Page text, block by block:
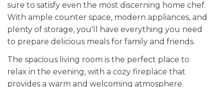
sure to satisfy even the most discerning home chef.
With ample counter space, modern appliances, and
plenty of storage, you'll have everything you need
to prepare delicious meals for family and friends.
The spacious living room is the perfect place to
relax in the evening, with a cozy fireplace that
provides a warm and welcoming atmosphere.